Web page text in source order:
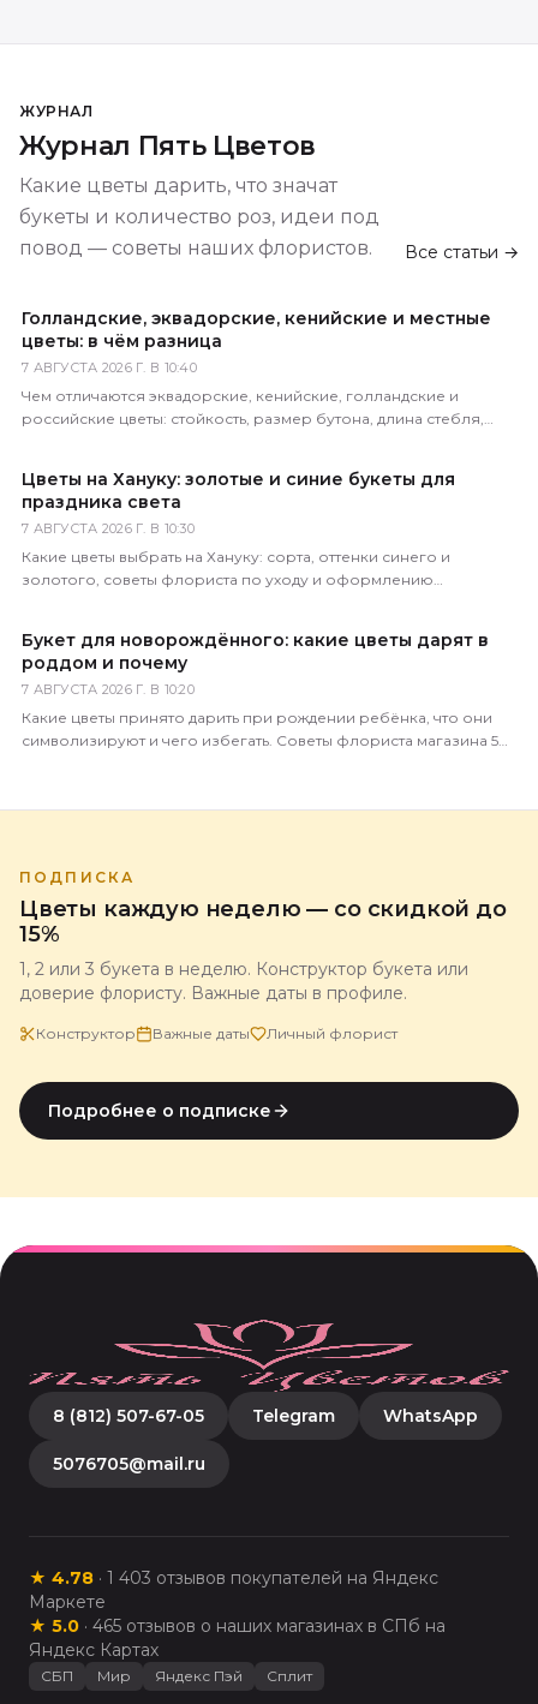
ЖУРНАЛ
Журнал Пять Цветов
Какие цветы дарить, что значат
букеты и количество роз, идеи под
повод — советы наших флористов.
Все статьи →
Голландские, эквадорские, кенийские и местные
цветы: в чём разница
7 АВГУСТА 2026 Г. В 10:40
Чем отличаются эквадорские, кенийские, голландские и
российские цветы: стойкость, размер бутона, длина стебля,
Цветы на Хануку: золотые и синие букеты для
праздника света
7 АВГУСТА 2026 Г. В 10:30
Какие цветы выбрать на Хануку: сорта, оттенки синего и
золотого, советы флориста по уходу и оформлению
Букет для новорождённого: какие цветы дарят в
роддом и почему
7 АВГУСТА 2026 Г. В 10:20
Какие цветы принято дарить при рождении ребёнка, что они
символизируют и чего избегать. Советы флориста магазина 5
ПОДПИСКА
Цветы каждую неделю — со скидкой до
15%
1, 2 или 3 букета в неделю. Конструктор букета или
доверие флористу. Важные даты в профиле.
Конструктор Важные даты Личный флорист
Подробнее о подписке
8 (812) 507-67-05 Telegram WhatsApp
5076705@mail.ru
★ 4.78 · 1 403 отзывов покупателей на Яндекс
Маркете
★ 5.0 · 465 отзывов о наших магазинах в СПб на
Яндекс Картах
СБП Мир Яндекс Пэй Сплит